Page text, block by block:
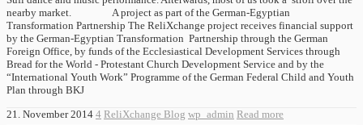
nearby market. A project as part of the German-Egyptian
Transformation Partnership The ReliXchange project receives financial support
by the German-Egyptian Transformation Partnership through the German
Foreign Office, by funds of the Ecclesiastical Development Services through
Bread for the World - Protestant Church Development Service and by the
“International Youth Work” Programme of the German Federal Child and Youth
Plan through BKJ
21. November 2014 4 ReliXchange Blog wp_admin Read more